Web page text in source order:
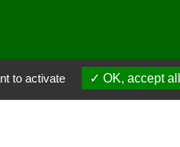
de confidentialité -
to activate OK, accept all